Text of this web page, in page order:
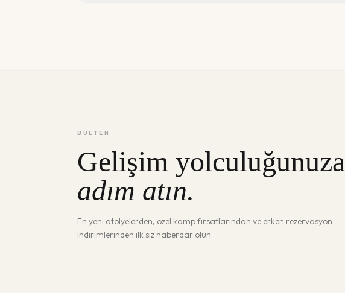
BÜLTEN
Gelişim yolculuğunuza
adım atın.
En yeni atölyelerden, özel kamp fırsatlarından ve erken rezervasyon
indirimlerinden ilk siz haberdar olun.